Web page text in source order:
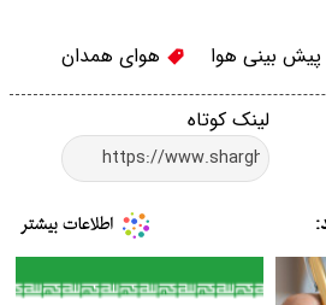
پیش بینی هوا هوای همدان
لینک کوتاه